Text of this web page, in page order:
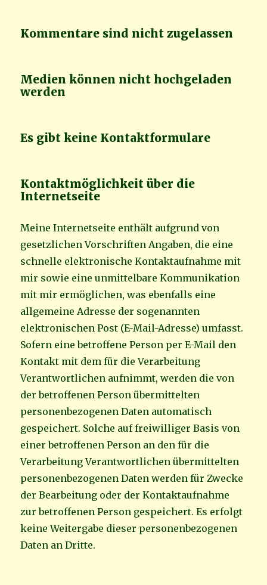
Kommentare sind nicht zugelassen
Medien können nicht hochgeladen
werden
Es gibt keine Kontaktformulare
Kontaktmöglichkeit über die
Internetseite
Meine Internetseite enthält aufgrund von
gesetzlichen Vorschriften Angaben, die eine
schnelle elektronische Kontaktaufnahme mit
mir sowie eine unmittelbare Kommunikation
mit mir ermöglichen, was ebenfalls eine
allgemeine Adresse der sogenannten
elektronischen Post (E-Mail-Adresse) umfasst.
Sofern eine betroffene Person per E-Mail den
Kontakt mit dem für die Verarbeitung
Verantwortlichen aufnimmt, werden die von
der betroffenen Person übermittelten
personenbezogenen Daten automatisch
gespeichert. Solche auf freiwilliger Basis von
einer betroffenen Person an den für die
Verarbeitung Verantwortlichen übermittelten
personenbezogenen Daten werden für Zwecke
der Bearbeitung oder der Kontaktaufnahme
zur betroffenen Person gespeichert. Es erfolgt
keine Weitergabe dieser personenbezogenen
Daten an Dritte.